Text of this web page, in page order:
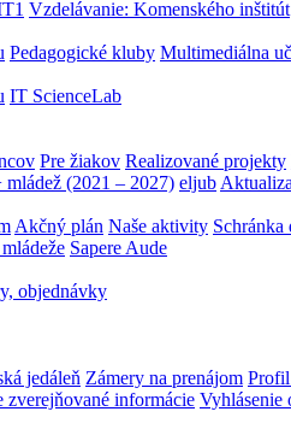
Vzdelávanie: Komenského inštitút
Pedagogické kluby Multimediálna
IT ScienceLab
Pre žiakov Realizované projekty
mládež (2021 – 2027) eljub
Akčný plán Naše aktivity Schránka
Sapere Aude
objednávky
jedáleň Zámery na prenájom Profil
zverejňované informácie Vyhlásenie